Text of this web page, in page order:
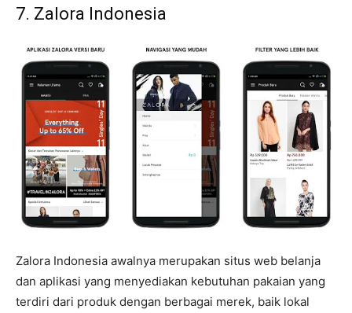
7. Zalora Indonesia
Zalora Indonesia awalnya merupakan situs web belanja
dan aplikasi yang menyediakan kebutuhan pakaian yang
terdiri dari produk dengan berbagai merek, baik lokal